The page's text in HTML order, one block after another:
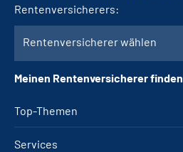
Top-Themen
Services
Rentenversicherers:
Rentenversicherer wählen
Meinen Rentenversicherer finden